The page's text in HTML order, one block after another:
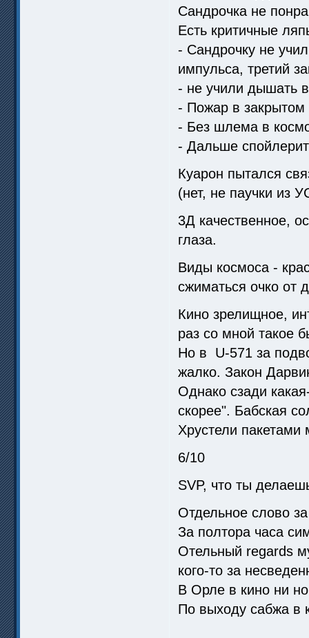
Сандрочка не
Есть критичные
- Сандрочку не
импульса, третий
- не учили дышать
- Пожар в
- Без шлема в
- Дальше
Куарон пытался
(нет, не паучки из
3Д качественное,
глаза.
Виды космоса -
сжиматься очко от
Кино зрелищное,
раз со мной такое
Но в U-571 за
жалко. Закон
Однако сзади
скорее". Бабская
Хрустели пакетами
6/10
SVP, что ты
Отдельное слово
За полтора часа
Отельный regards
кого-то за
В Орле в кино ни
По выходу сабжа в